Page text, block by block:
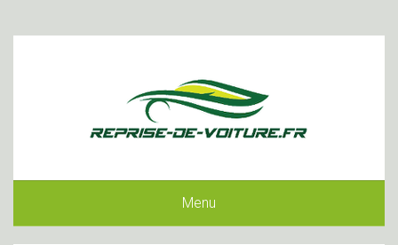
Menu